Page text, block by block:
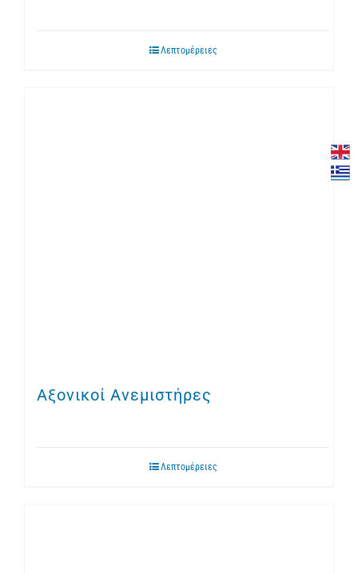
Λεπτομέρειες
Αξονικοί Ανεμιστήρες
Λεπτομέρειες